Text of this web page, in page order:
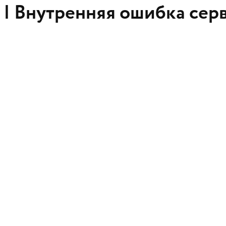
Внутренняя ошибка